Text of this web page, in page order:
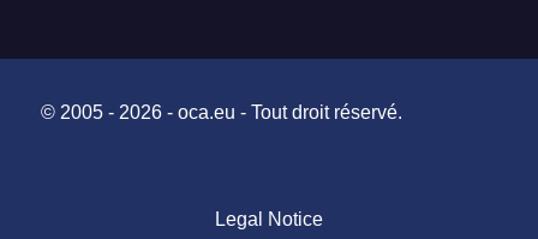
© 2005 - 2026 - oca.eu - Tout droit réservé.
Legal Notice